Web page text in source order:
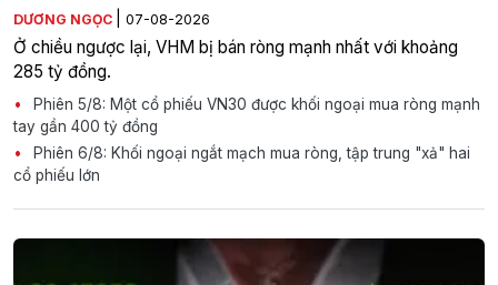
DƯƠNG NGỌC 07-08-2026
Ở chiều ngược lại, VHM bị bán ròng mạnh nhất với khoảng
285 tỷ đồng.
Phiên 5/8: Một cổ phiếu VN30 được khối ngoại mua ròng mạnh
tay gần 400 tỷ đồng
Phiên 6/8: Khối ngoại ngắt mạch mua ròng, tập trung "xả" hai
cổ phiếu lớn